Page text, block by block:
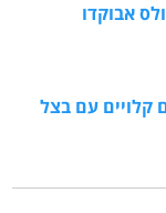
אבוקדו
קלויים עם בצל